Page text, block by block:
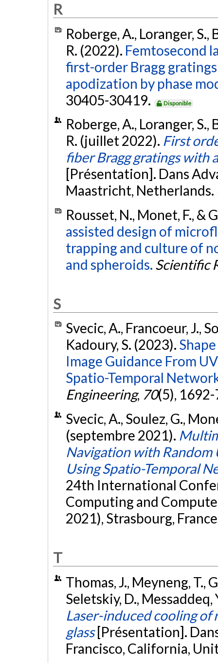
R
Roberge, A., Loranger, S.,
R. (2022). Femtosecond
first-order Bragg
apodization by phase
30405-30419.
Disponible
Roberge, A., Loranger, S.,
R. (juillet 2022). First
fiber Bragg gratings with
[Présentation]. Dans
Maastricht, Netherlands.
Rousset, N., Monet, F., &
assisted design of
trapping and culture of
and spheroids. Scientific
S
Svecic, A., Francoeur, J.,
Kadoury, S. (2023).
Image Guidance From
Spatio-Temporal
Engineering, 70(5),
Svecic, A., Soulez, G.,
(septembre 2021).
Navigation with Random
Using Spatio-Temporal
24th International
Computing and
2021), Strasbourg,
T
Thomas, J., Meyneng, T.,
Seletskiy, D.,
Laser-induced cooling
glass [Présentation].
Francisco, California,